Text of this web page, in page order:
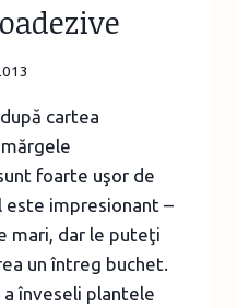
cartea
foarte uşor de
este impresionant –
mari, dar le puteţi
un întreg buchet.
înveseli plantele